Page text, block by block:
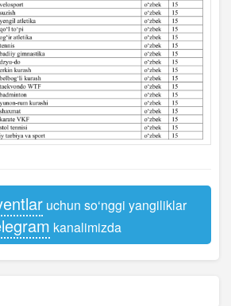
uchun so‘nggi yangiliklar
kanalimizda